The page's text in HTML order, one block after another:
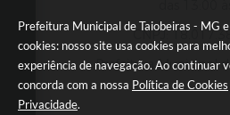
Prefeitura Municipal de Taiobeiras - MG e
cookies: nosso site usa cookies para
experiência de navegação. Ao continuar
concorda com a nossa Política de Cookies
Privacidade.
CNPJ:
Prefeitura Municipal